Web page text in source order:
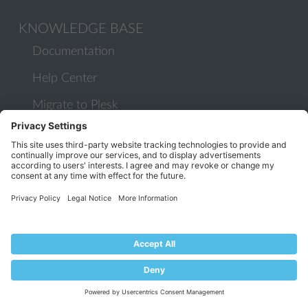
KNOWLEDGE BASE
Documentation
Help Center
Migrate to Plesk
Contact Us
Plesk Lifecycle Policy
PROGRAMS
COMMUNITY